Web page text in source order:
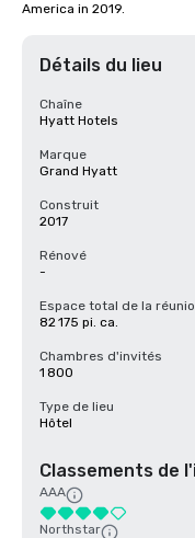
America in 2019.
Détails du lieu
Chaîne
Hyatt Hotels
Marque
Grand Hyatt
Construit
2017
Rénové
-
Espace total de la
82 175 pi. ca.
Chambres d'invités
1 800
Type de lieu
Hôtel
Classements de
AAA
Northstar